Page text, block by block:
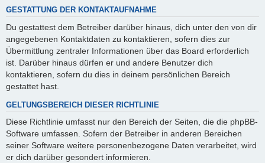
GESTATTUNG DER KONTAKTAUFNAHME
Du gestattest dem Betreiber darüber hinaus, dich unter den von dir
angegebenen Kontaktdaten zu kontaktieren, sofern dies zur
Übermittlung zentraler Informationen über das Board erforderlich
ist. Darüber hinaus dürfen er und andere Benutzer dich
kontaktieren, sofern du dies in deinem persönlichen Bereich
gestattet hast.
GELTUNGSBEREICH DIESER RICHTLINIE
Diese Richtlinie umfasst nur den Bereich der Seiten, die die phpBB-
Software umfassen. Sofern der Betreiber in anderen Bereichen
seiner Software weitere personenbezogene Daten verarbeitet, wird
er dich darüber gesondert informieren.